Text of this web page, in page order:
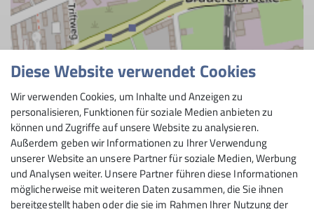
© OpenStreetMap Contributors | MapLibre
Diese Website verwendet Cookies
Wir verwenden Cookies, um Inhalte und Anzeigen zu
personalisieren, Funktionen für soziale Medien anbieten zu
können und Zugriffe auf unsere Website zu analysieren.
Außerdem geben wir Informationen zu Ihrer Verwendung
unserer Website an unsere Partner für soziale Medien, Werbung
und Analysen weiter. Unsere Partner führen diese Informationen
möglicherweise mit weiteren Daten zusammen, die Sie ihnen
bereitgestellt haben oder die sie im Rahmen Ihrer Nutzung der